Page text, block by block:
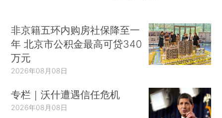
非京籍五环内购房社保降至一
年 北京市公积金最高可贷340
万元
2026年08月08日
专栏｜沃什遭遇信任危机
2026年08月08日